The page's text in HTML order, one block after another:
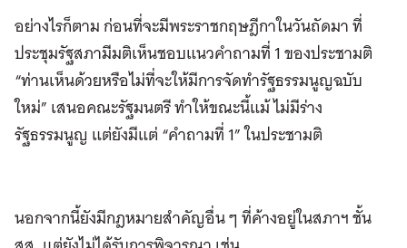
อย่างไรก็ตาม ก่อนที่จะมีพระราชกฤษฎีกาในวันถัดมา ที่
ประชุมรัฐสภามีมติเห็นชอบแนวคำถามที่ 1 ของประชามติ
“ท่านเห็นด้วยหรือไม่ที่จะให้มีการจัดทำรัฐธรรมนูญฉบับ
ใหม่” เสนอคณะรัฐมนตรี ทำให้ขณะนี้แม้ ไม่มีร่าง
รัฐธรรมนูญ แต่ยังมีแต่ “คำถามที่ 1” ในประชามติ
นอกจากนี้ยังมีกฎหมายสำคัญอื่น ๆ ที่ค้างอยู่ในสภาฯ ชั้น